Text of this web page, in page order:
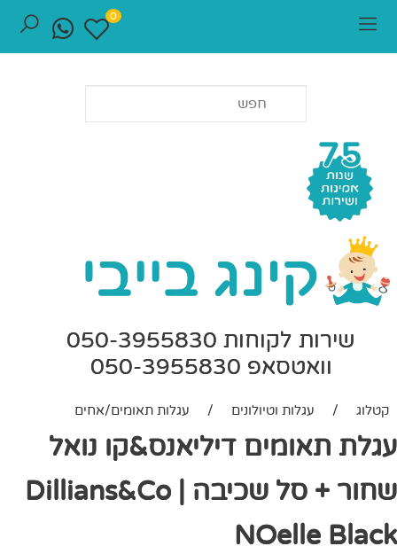
שירות לקוחות 050-3955830
וואטסאפ 050-3955830
0
קטלוג / עגלות וטיולונים / עגלות תאומים/אחים
עגלת תאומים דיליאנס&קו נואל
שחור + סל שכיבה | Dillians&Co
NOelle Black